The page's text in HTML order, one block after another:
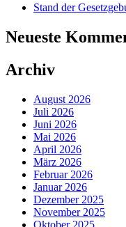
Stand der
Neueste
Archiv
August 2026
Juli 2026
Juni 2026
Mai 2026
April 2026
März 2026
Februar 2026
Januar 2026
Dezember 2025
November 2025
Oktober 2025